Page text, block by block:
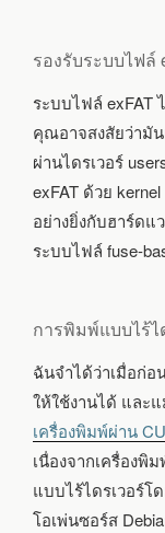
รองรับระบบไฟล์
ระบบไฟล์
คุณอาจสงสัยว่ามั
ผ่านไดรเวอร์
exFAT ด้วย
อย่างยิ่งกับฮาร์ดแ
ระบบไฟล์ fuse-
การพิมพ์แบบไร้ไ
ฉันจำได้ว่าเมื่อก่อ
ให้ใช้งานได้ และ
เครื่องพิมพ์ผ่าน
เนื่องจากเครื่อง
แบบไร้ไดรเวอร์โ
โอเพ่นซอร์ส